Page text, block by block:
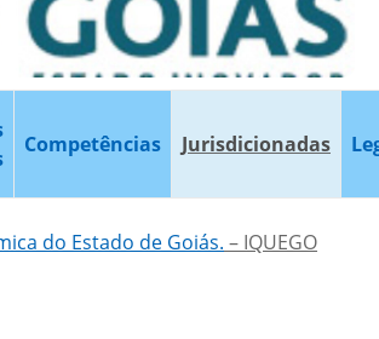
Competências Jurisdicionadas
do Estado de Goiás. – IQUEGO